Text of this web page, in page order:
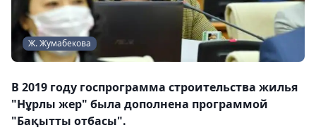
Ж. Жумабекова
В 2019 году госпрограмма строительства жилья
"Нұрлы жер" была дополнена программой
"Бақытты отбасы".